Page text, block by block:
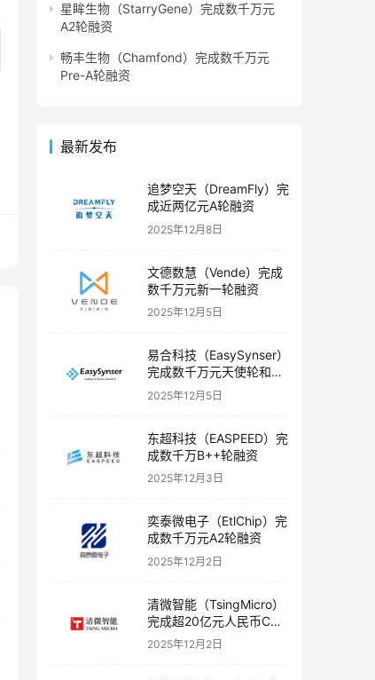
星眸生物（StarryGene）完成数千万元
A2轮融资
畅丰生物（Chamfond）完成数千万元
Pre-A轮融资
最新发布
追梦空天（DreamFly）完
成近两亿元A轮融资
2025年12月8日
文德数慧（Vende）完成
数千万元新一轮融资
2025年12月5日
易合科技（EasySynser）
完成数千万元天使轮和天
使+轮融资
2025年12月5日
东超科技（EASPEED）完
成数千万B++轮融资
2025年12月3日
奕泰微电子（EtlChip）完
成数千万元A2轮融资
2025年12月2日
清微智能（TsingMicro）
完成超20亿元人民币C轮
融资
2025年12月2日